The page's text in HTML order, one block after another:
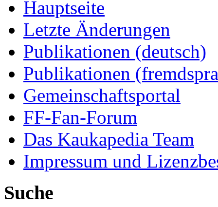
Hauptseite
Letzte Änderungen
Publikationen (deutsch)
Publikationen
Gemeinschaftsportal
FF-Fan-Forum
Das Kaukapedia Team
Impressum und
Suche